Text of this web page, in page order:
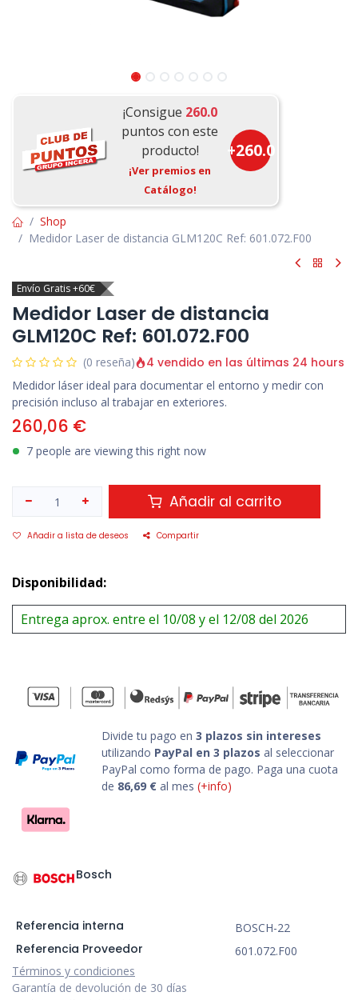
¡Consigue 260.0
puntos con este
producto!
¡Ver premios en
Catálogo!
+260.0
Shop
Medidor Laser de distancia GLM120C Ref: 601.072.F00
Envío Gratis +60€
Medidor Laser de distancia
GLM120C Ref: 601.072.F00
(0 reseña) 4 vendido en las últimas 24 hours
Medidor láser ideal para documentar el entorno y medir con
precisión incluso al trabajar en exteriores.
260,06 €
7 people are viewing this right now
Añadir al carrito
Añadir a lista de deseos Compartir
Disponibilidad:
Entrega aprox. entre el 10/08 y el 12/08 del 2026
Divide tu pago en 3 plazos sin intereses
utilizando PayPal en 3 plazos al seleccionar
PayPal como forma de pago. Paga una cuota
de 86,69 € al mes (+info)
Bosch
Referencia interna BOSCH-22
Referencia Proveedor
601.072.F00
Términos y condiciones
Garantía de devolución de 30 días